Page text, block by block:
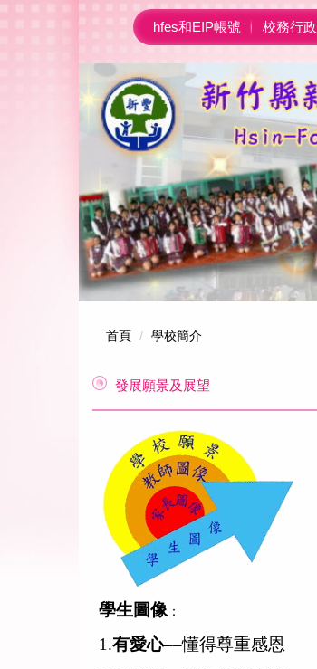
hfes和EIP帳號 校務行政
首頁 學校簡介
發展願景及展望
學生圖像 ：
1.有愛心––懂得尊重感恩